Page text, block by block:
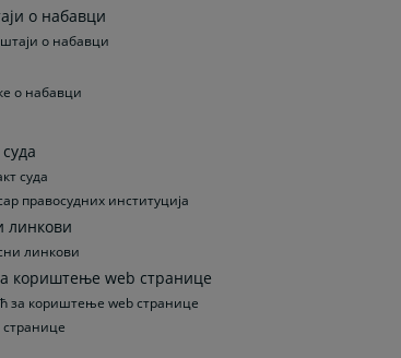
о набавци
о набавци
о набавци
суда
правосудних институција
линкови
линкови
кориштење web странице
за кориштење web странице